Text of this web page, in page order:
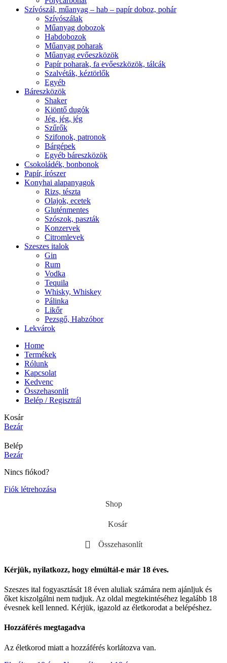
Szívószál, műanyag – hab – papír doboz, pohár
Szívószálak
Műanyag dobozok
Habdobozok
Műanyag poharak
Műanyag evőeszközök
Papír poharak, fa evőeszközök, tálcák
Szalvéták, kéztörlők
Egyéb
Báreszközök
Shaker
Kiöntő dugók
Jég, jég, jég
Szűrők
Szifonok, patronok
Bárgépek
Egyéb báreszközök
Csokoládék, bonbonok
Papír, írószer
Konyhai alapanyagok
Rizs, tészta
Olajok, ecetek
Gluténmentes
Szószok, paszták
Konzervek
Citromlevek
Szeszes italok
Gin
Rum
Vodka
Tequila
Whisky, Whiskey
Pálinka
Likőr
Pezsgő, Habzóbor
Lekvárok
Home
Termékek
Rólunk
Kapcsolat
Kedvenc
Összehasonlít
Belép / Regisztrál
Kosár
Bezár
Belép
Bezár
Nincs fiókod?
Fiók létrehozása
Shop
Kosár
Összehasonlít
Kérjük, nyilatkozz, hogy elmúltál-e már 18 éves.
Szeszes ital fogyasztását 18 éven aluliak számára nem ajánljuk és
őket kiszolgálni nem tudjuk. Az oldal megtekintéséhez legalább 18
évesnek kell lenned. Kérjük, igazold az életkorodat a belépéshez.
Hozzáférés megtagadva
Az életkorod miatt a hozzáférés korlátozva van.